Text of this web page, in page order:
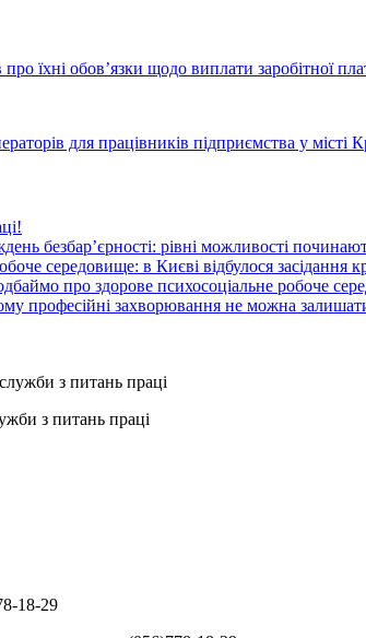
їхні обов’язки щодо виплати заробітної
для працівників підприємства у місті
безбар’єрності: рівні можливості
середовище: в Києві відбулося засідання
про здорове психосоціальне робоче
професійні захворювання не можна
з питань праці
18-29